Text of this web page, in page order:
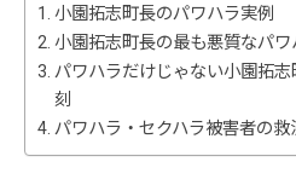
小園拓志町長のパワハラ実例
小園拓志町長の最も悪質なパワ
パワハラだけじゃない小園拓
刻
パワハラ・セクハラ被害者の